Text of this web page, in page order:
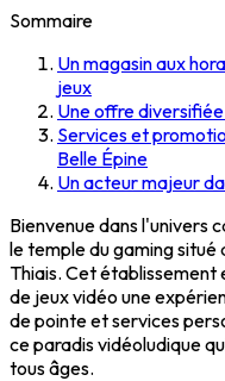
Sommaire
Un magasin aux
jeux
Une offre
Services et
Belle Épine
Un acteur majeur
Bienvenue dans l'univers
le temple du gaming
Thiais. Cet établissement
de jeux vidéo une
de pointe et services
ce paradis vidéoludique
tous âges.